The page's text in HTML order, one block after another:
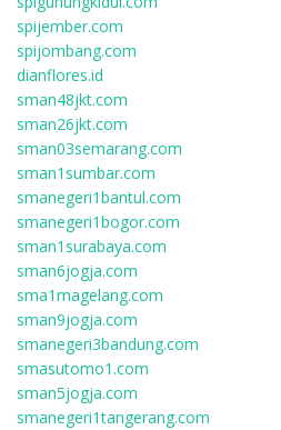
spijember.com
spijombang.com
dianflores.id
sman48jkt.com
sman26jkt.com
sman03semarang.com
sman1sumbar.com
smanegeri1bantul.com
smanegeri1bogor.com
sman1surabaya.com
sman6jogja.com
sma1magelang.com
sman9jogja.com
smanegeri3bandung.com
smasutomo1.com
sman5jogja.com
smanegeri1tangerang.com